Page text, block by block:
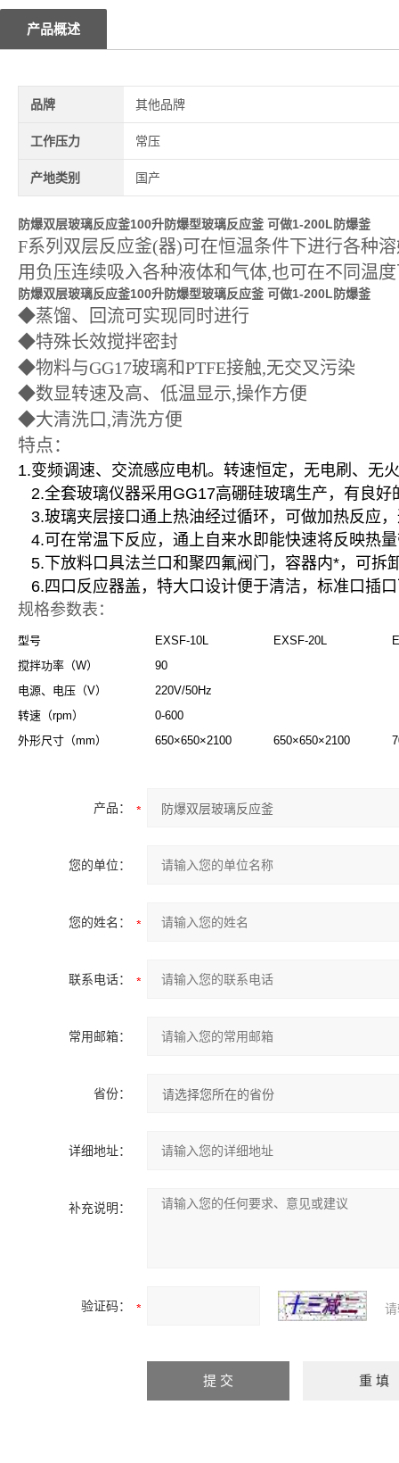
产品概述
品牌 其他品牌
工作压力 常压
产地类别 国产
防爆双层玻璃反应釜100升防爆型玻璃反应釜 可做1-200L防爆釜
F系列双层反应釜(器)可在恒温条件下进行各种
用负压连续吸入各种液体和气体,也可在不同温
防爆双层玻璃反应釜100升防爆型玻璃反应釜 可做1-200L防爆釜
◆蒸馏、回流可实现同时进行
◆特殊长效搅拌密封
◆物料与GG17玻璃和PTFE接触,无交叉污染
◆数显转速及高、低温显示,操作方便
◆大清洗口,清洗方便
特点：
1.变频调速、交流感应电机。转速恒定，无电刷、无
2.全套玻璃仪器采用GG17高硼硅玻璃生产，有良好
3.玻璃夹层接口通上热油经过循环，可做加热反应
4.可在常温下反应，通上自来水即能快速将反映热
5.下放料口具法兰口和聚四氟阀门，容器内*，可拆
6.四口反应器盖，特大口设计便于清洁，标准口插
规格参数表：
型号 EXSF-10L EXSF-20L
搅拌功率（W）
90
电源、电压（V）
220V/50Hz
转速（rpm）
0-600
外形尺寸（mm）
650×650×2100 650×650×2100
产品：
您的单位：
您的姓名：
联系电话：
常用邮箱：
省份：
详细地址：
补充说明：
验证码：